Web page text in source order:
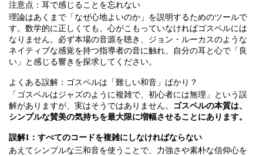
注意点：耳で感じることを忘れない
理論はあくまで「なぜ心地よいのか」を説明するためのツールで
す。数学的に正しくても、心がこもっていなければゴスペルには
なりません。必ず本場の音源を聴き、ジョン・ルーカスのような
ネイティブな感覚を持つ指導者の音に触れ、自分の耳と心で「良
い」と感じる響きを探求してください。
よくある誤解：ゴスペルは「難しい和音」ばかり？
「ゴスペルはジャズのように複雑で、初心者には無理」という誤
解がありますが、実はそうではありません。 ゴスペルの本質は、
シンプルな賛美の気持ちを最大限に増幅させることにあります。
誤解1：すべてのコードを複雑にしなければならない
あえてシンプルな三和音を使うことで、力強さや素朴な信仰心を